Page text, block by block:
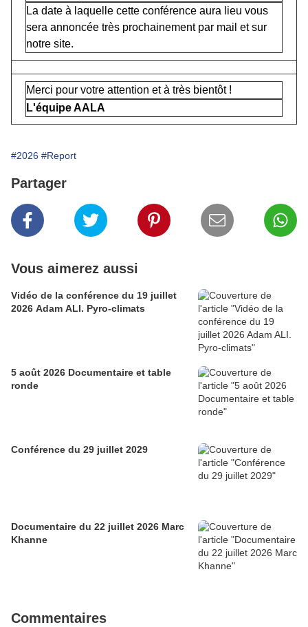
La date à laquelle cette conférence aura lieu vous
sera annoncée très prochainement par mail et sur
notre site.
Merci pour votre attention et à très bientôt !
L'équipe AALA
#2026 #Report
Partager
Vous aimerez aussi
Vidéo de la conférence du 19 juillet
2026 Adam ALI. Pyro-climats
5 août 2026 Documentaire et table
ronde
Conférence du 29 juillet 2029
Documentaire du 22 juillet 2026 Marc
Khanne
Commentaires